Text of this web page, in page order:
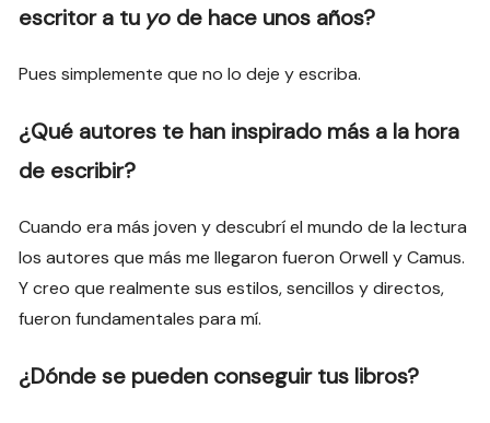
escritor a tu yo de hace unos años?
Pues simplemente que no lo deje y escriba.
¿Qué autores te han inspirado más a la hora
de escribir?
Cuando era más joven y descubrí el mundo de la lectura
los autores que más me llegaron fueron Orwell y Camus.
Y creo que realmente sus estilos, sencillos y directos,
fueron fundamentales para mí.
¿Dónde se pueden conseguir tus libros?